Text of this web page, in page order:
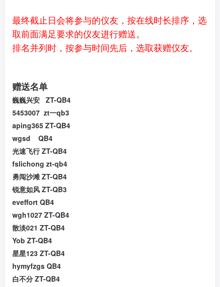
最终截止日会将参与的仪友，按在线时长排序，选
取前面满足要求的仪友进行赠送。
排名并列时，按参与时间先后，选取获赠仪友。
赠送名单
巍巍兴安 ZT-QB4
5453007 zt一qb3
aping365 ZT-QB4
wgsd QB4
光速飞行 ZT-QB4
fslichong zt-qb4
勇闯沙滩 ZT-QB4
锐意如风 ZT-QB3
eveffort QB4
wgh1027 ZT-QB4
散淡021 ZT-QB4
Yob ZT-QB4
星星123 ZT-QB4
hymyfzgs QB4
白不分 ZT-QB4